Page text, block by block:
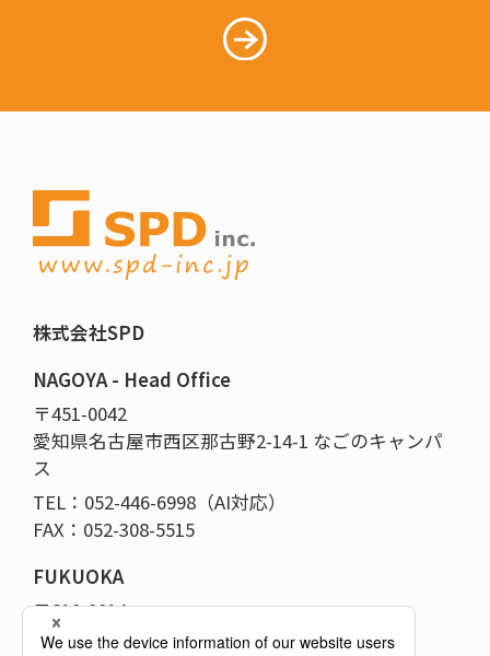
株式会社SPD
NAGOYA - Head Office
〒451-0042
愛知県名古屋市西区那古野2-14-1 なごのキャンパ
ス
TEL：052-446-6998（AI対応）
FAX：052-308-5515
FUKUOKA
〒810-0014
福岡県福岡市中央区平尾5-14-12-101